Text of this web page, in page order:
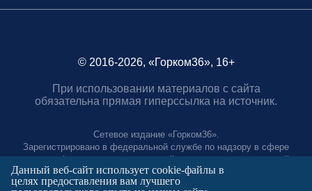
© 2016-2026, «Горком36», 16+
При использовании материалов с сайта
обязательна прямая гиперссылка на источник.
Сетевое издание «Горком36».
Зарегистрировано в федеральной службе по надзору в сфере
связи, информационных технологий и массовых коммуникаций.
Регистрационный номер ЭЛ № ФС77-88966 от 21 января 2025 г.
Учредитель: Муниципальное автономное учреждение "Агентство
Данный веб-сайт использует cookie-файлы в
целях предоставления вам лучшего